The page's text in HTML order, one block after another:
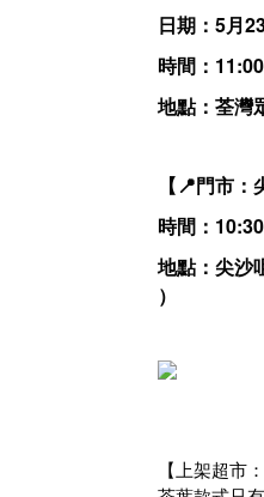
日期：5月
時間：
地點：荃灣
【📍門市：
時間：
地點：尖沙
）
【上架超市